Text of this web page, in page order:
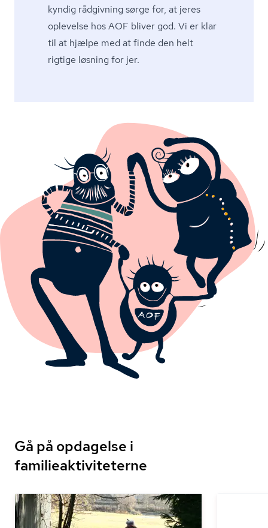
kyndig rådgivning sørge for, at jeres
oplevelse hos AOF bliver god. Vi er klar
til at hjælpe med at finde den helt
rigtige løsning for jer.
Gå på opdagelse i
familieaktiviteterne